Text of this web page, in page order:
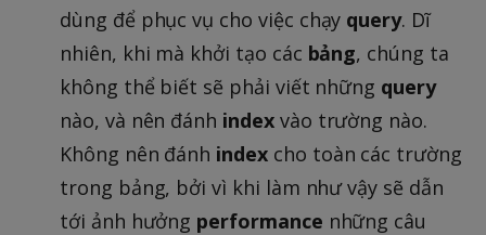
dùng để phục vụ cho việc chạy query. Dĩ
nhiên, khi mà khởi tạo các bảng, chúng ta
không thể biết sẽ phải viết những query
nào, và nên đánh indexvào trường nào.
Không nên đánh indexcho toàn các trường
trong bảng, bởi vì khi làm như vậy sẽ dẫn
tới ảnh hưởng performance những câu